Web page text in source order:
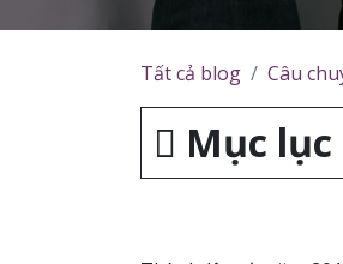
Tất cả blog Câu
Mục lục